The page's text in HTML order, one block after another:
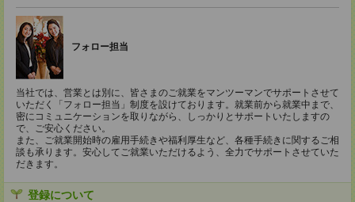
フォロー担当
当社では、営業とは別に、皆さまのご就業をマンツーマンでサポートさせて
いただく「フォロー担当」制度を設けております。就業前から就業中まで、
密にコミュニケーションを取りながら、しっかりとサポートいたしますの
で、ご安心ください。
また、ご就業開始時の雇用手続きや福利厚生など、各種手続きに関するご相
談も承ります。安心してご就業いただけるよう、全力でサポートさせていた
だきます。
登録について